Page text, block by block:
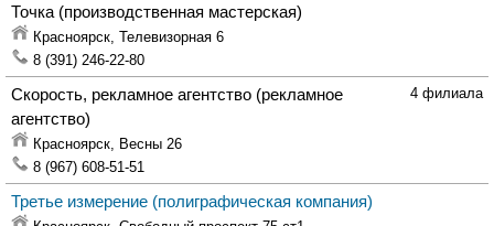
Точка (производственная мастерская)
Красноярск, Телевизорная 6
8 (391) 246-22-80
4 филиала
Скорость, рекламное агентство (рекламное
агентство)
Красноярск, Весны 26
8 (967) 608-51-51
Третье измерение (полиграфическая компания)